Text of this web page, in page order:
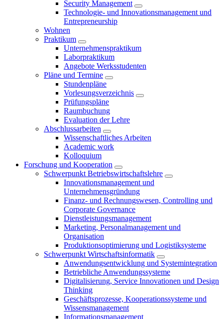
Security Management
Technologie- und Innovationsmanagement und
Entrepreneurship
Wohnen
Praktikum
Unternehmenspraktikum
Laborpraktikum
Angebote Werksstudenten
Pläne und Termine
Stundenpläne
Vorlesungsverzeichnis
Prüfungspläne
Raumbuchung
Evaluation der Lehre
Abschlussarbeiten
Wissenschaftliches Arbeiten
Academic work
Kolloquium
Forschung und Kooperation
Schwerpunkt Betriebswirtschaftslehre
Innovationsmanagement und
Unternehmensgründung
Finanz- und Rechnungswesen, Controlling und
Corporate Governance
Dienstleistungsmanagement
Marketing, Personalmanagement und
Organisation
Produktionsoptimierung und Logistiksysteme
Schwerpunkt Wirtschaftsinformatik
Anwendungsentwicklung und Systemintegration
Betriebliche Anwendungssysteme
Digitalisierung, Service Innovationen und Design
Thinking
Geschäftsprozesse, Kooperationssysteme und
Wissensmanagement
Informationsmanagement